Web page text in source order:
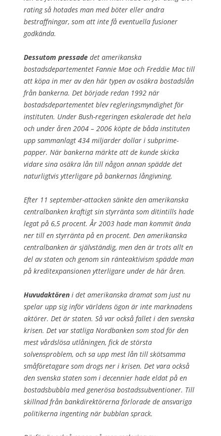
rating så hotades man med böter eller andra
bestraffningar, som att inte få eventuella fusioner
godkända.
Dessutom pressade det amerikanska
bostadsdepartementet Fannie Mae och Freddie Mac till
att köpa in mer av den här typen av osäkra bostadslån
från bankerna. Det började redan 1992 när
bostadsdepartementet blev regleringsmyndighet för
instituten. Under Bush-regeringen eskalerade det hela
och under åren 2004 – 2006 köpte de båda instituten
upp sammanlagt 434 miljarder dollar i subprime-
papper. När bankerna märkte att de kunde skicka
vidare sina osäkra lån till någon annan spädde det
naturligtvis ytterligare på bankernas långivning.
Efter 11 september-attacken sänkte den amerikanska
centralbanken kraftigt sin styrränta som ditintills hade
legat på 6,5 procent. År 2003 hade man kommit ända
ner till en styrränta på en procent. Den amerikanska
centralbanken är självständig, men den är trots allt en
del av staten och genom sin ränteaktivism spädde man
på kreditexpansionen ytterligare under de här åren.
Huvudaktören i det amerikanska dramat som just nu
spelar upp sig inför världens ögon är inte marknadens
aktörer. Det är staten. Så var också fallet i den svenska
krisen. Det var statliga Nordbanken som stod för den
mest vårdslösa utlåningen, fick de största
solvensproblem, och sa upp mest lån till skötsamma
småföretagare som drogs ner i krisen. Det vara också
den svenska staten som i decennier hade eldat på en
bostadsbubbla med generösa bostadssubventioner. Till
skillnad från bankdirektörerna förlorade de ansvariga
politikerna ingenting när bubblan sprack.